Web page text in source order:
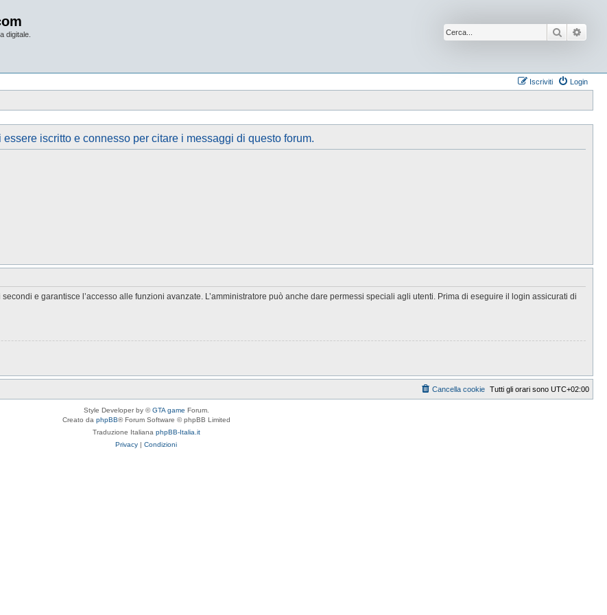
digitale. Cerca
Login
Iscriviti
essere iscritto e connesso per citare i messaggi di questo forum.
e garantisce l’accesso alle funzioni avanzate. L’amministratore può anche dare permessi speciali agli utenti. Prima di eseguire il login assicurati di
Tutti gli orari sono UTC+02:00
Cancella cookie
Style Developer by ©GTA game Forum.
Creato da phpBB® Forum Software © phpBB Limited
Traduzione Italiana phpBB-Italia.it
Privacy | Condizioni